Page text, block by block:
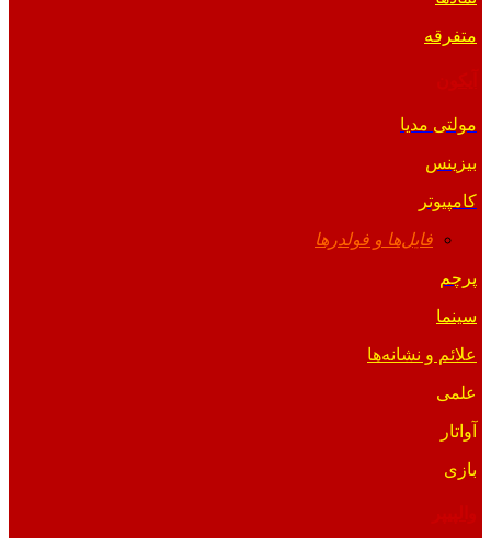
متفرقه
مولتی مدیا
بیزینس
کامپیوتر
فایل‌ها و فولدرها
پرچم
سینما
علائم و نشانه‌ها
علمی
آواتار
بازی